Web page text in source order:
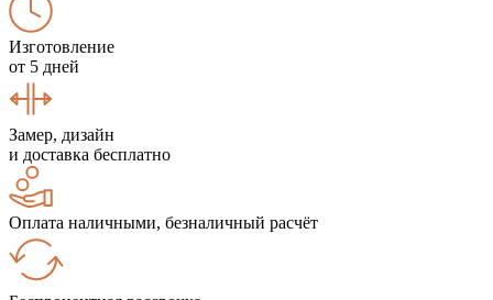
Изготовление
от 5 дней
Замер, дизайн
и доставка бесплатно
Оплата наличными, безналичный расчёт